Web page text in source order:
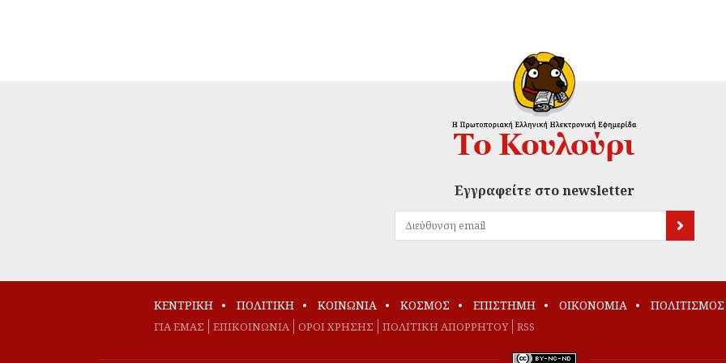
Εγγραφείτε στο newsletter
ΚΕΝΤΡΙΚΗ ΠΟΛΙΤΙΚΗ ΚΟΙΝΩΝΙΑ ΚΟΣΜΟΣ ΕΠΙΣΤΗΜΗ ΟΙΚΟΝΟΜΙΑ ΠΟΛΙΤΙΣΜΟΣ
ΓΙΑ ΕΜΑΣ EΠΙΚΟΙΝΩΝΙΑ ΟΡΟΙ ΧΡΗΣΗΣ ΠΟΛΙΤΙΚΗ ΑΠΟΡΡΗΤΟΥ RSS